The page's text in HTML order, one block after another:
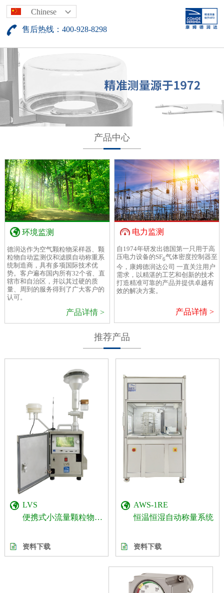
Chinese
售后热线：400-928-8298
产品中心
环境监测
德润达作为空气颗粒物采样器、颗
粒物自动监测仪和滤膜自动称重系
统制造商，具有多项国际技术优
势。客户遍布国内所有32个省、直
辖市和自治区，并以其过硬的质
量、周到的服务得到了广大客户的
认可。
产品详情 >
电力监测
自1974年研发出德国第一只用于高
压电力设备的SF6气体密度控制器至
今，康姆德润达公司 一直关注用户
需求，以精湛的工艺和创新的技术
打造精准可靠的产品并提供卓越有
效的解决方案。
产品详情 >
推荐产品
LVS
便携式小流量颗粒物采样器
资料下载
AWS-1RE
恒温恒湿自动称量系统
资料下载